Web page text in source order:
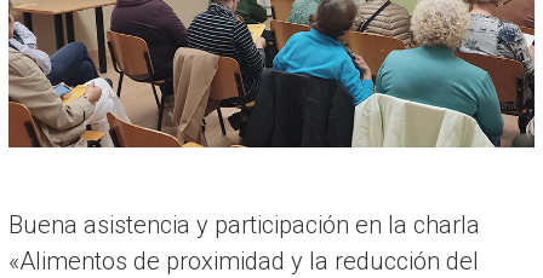
I
A
Buena asistencia y participación en la charla
«Alimentos de proximidad y la reducción del